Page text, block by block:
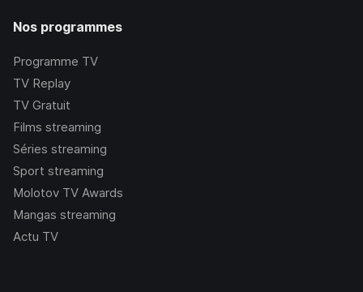
Nos programmes
Programme TV
TV Replay
TV Gratuit
Films streaming
Séries streaming
Sport streaming
Molotov TV Awards
Mangas streaming
Actu TV